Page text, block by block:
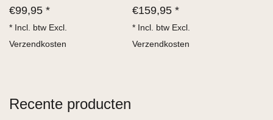
€99,95 *
* Incl. btw Excl.
Verzendkosten
€159,95 *
* Incl. btw Excl.
Verzendkosten
Recente producten